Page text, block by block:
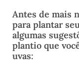
Antes de mais
para plantar
algumas
plantio que
uvas: